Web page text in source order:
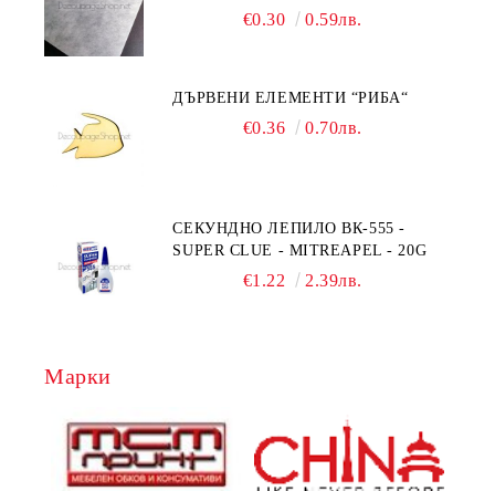
€0.30 0.59лв.
ДЪРВЕНИ ЕЛЕМЕНТИ “РИБА“
€0.36 0.70лв.
СЕКУНДНО ЛЕПИЛО ВК-555 -
SUPER CLUE - MITREAPEL - 20G
€1.22 2.39лв.
Марки